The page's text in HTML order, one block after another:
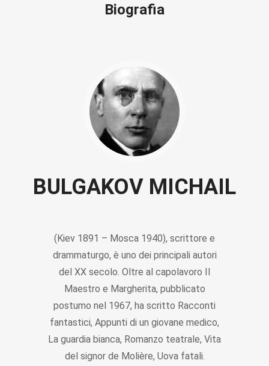
Biografia
BULGAKOV MICHAIL
(Kiev 1891 – Mosca 1940), scrittore e
drammaturgo, è uno dei principali autori
del XX secolo. Oltre al capolavoro Il
Maestro e Margherita, pubblicato
postumo nel 1967, ha scritto Racconti
fantastici, Appunti di un giovane medico,
La guardia bianca, Romanzo teatrale, Vita
del signor de Molière, Uova fatali.